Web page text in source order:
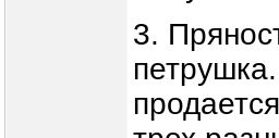
3.